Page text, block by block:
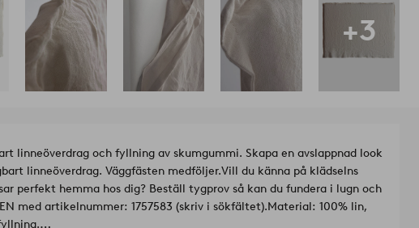
+3
linneöverdrag och fyllning av skumgummi. Skapa en avslappnad look
linneöverdrag. Väggfästen medföljer.Vill du känna på klädselns
perfekt hemma hos dig? Beställ tygprov så kan du fundera i lugn och
med artikelnummer: 1757583 (skriv i sökfältet).Material: 100% lin,